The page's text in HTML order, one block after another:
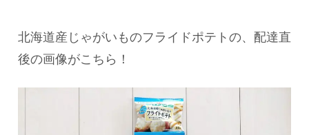
北海道産じゃがいものフライドポテトの、配達直
後の画像がこちら！